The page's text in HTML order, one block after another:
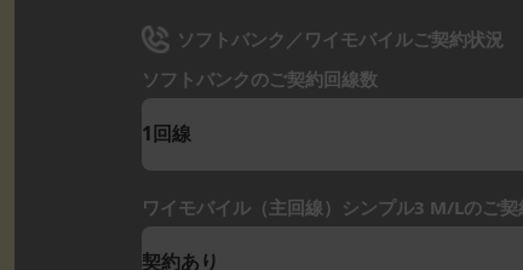
ソフトバンク／ワイモバイルご契約状況
ソフトバンクのご契約回線数
ワイモバイル（主回線）シンプル3 M/Lのご契